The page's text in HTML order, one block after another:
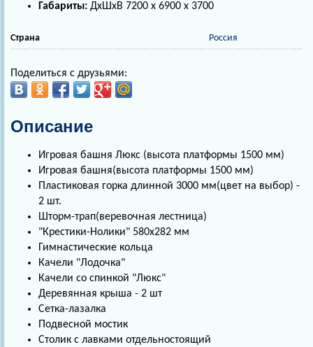
Габариты: ДхШхВ 7200 х 6900 х 3700
Страна Россия
Поделиться с друзьями:
Описание
Игровая башня Люкс (высота платформы 1500 мм)
Игровая башня(высота платформы 1500 мм)
Пластиковая горка длинной 3000 мм(цвет на выбор) -
2 шт.
Шторм-трап(веревочная лестница)
"Крестики-Нолики" 580х282 мм
Гимнастические кольца
Качели "Лодочка"
Качели со спинкой "Люкс"
Деревянная крыша - 2 шт
Сетка-лазалка
Подвесной мостик
Столик с лавками отдельностоящий